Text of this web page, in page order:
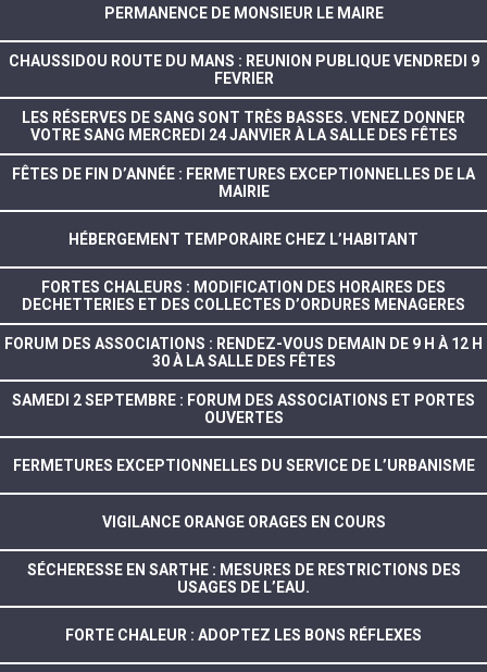
PERMANENCE DE MONSIEUR LE MAIRE
CHAUSSIDOU ROUTE DU MANS : REUNION PUBLIQUE VENDREDI 9
FEVRIER
LES RÉSERVES DE SANG SONT TRÈS BASSES. VENEZ DONNER
VOTRE SANG MERCREDI 24 JANVIER À LA SALLE DES FÊTES
FÊTES DE FIN D’ANNÉE : FERMETURES EXCEPTIONNELLES DE LA
MAIRIE
HÉBERGEMENT TEMPORAIRE CHEZ L’HABITANT
FORTES CHALEURS : MODIFICATION DES HORAIRES DES
DECHETTERIES ET DES COLLECTES D’ORDURES MENAGERES
FORUM DES ASSOCIATIONS : RENDEZ-VOUS DEMAIN DE 9 H À 12 H
30 À LA SALLE DES FÊTES
SAMEDI 2 SEPTEMBRE : FORUM DES ASSOCIATIONS ET PORTES
OUVERTES
FERMETURES EXCEPTIONNELLES DU SERVICE DE L’URBANISME
VIGILANCE ORANGE ORAGES EN COURS
SÉCHERESSE EN SARTHE : MESURES DE RESTRICTIONS DES
USAGES DE L’EAU.
FORTE CHALEUR : ADOPTEZ LES BONS RÉFLEXES